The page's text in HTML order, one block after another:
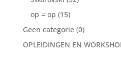
op = op (15)
Geen categorie (0)
OPLEIDINGEN EN